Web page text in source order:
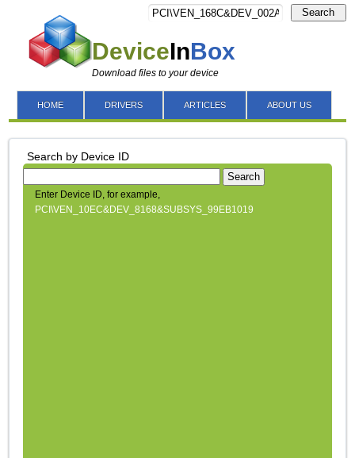
DeviceInBox
Download files to your device
Search
HOME DRIVERS ARTICLES ABOUT US
Search by Device ID
Search
Enter Device ID, for example,
PCI\VEN_10EC&DEV_8168&SUBSYS_99EB1019